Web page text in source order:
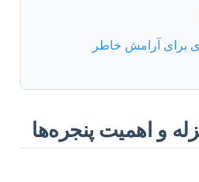
برای آرامش خاطر
و اهمیت پنجره‌ها